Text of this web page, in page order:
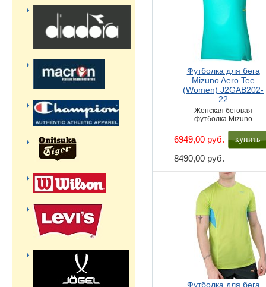
Футболка для бега
Mizuno Aero Tee
(Women) J2GAB202-
22
Женская беговая
футболка Mizuno
6949,00 руб.
8490,00 руб.
купить
Футболка для бега